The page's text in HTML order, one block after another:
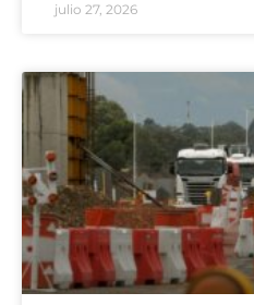
julio 27, 2026